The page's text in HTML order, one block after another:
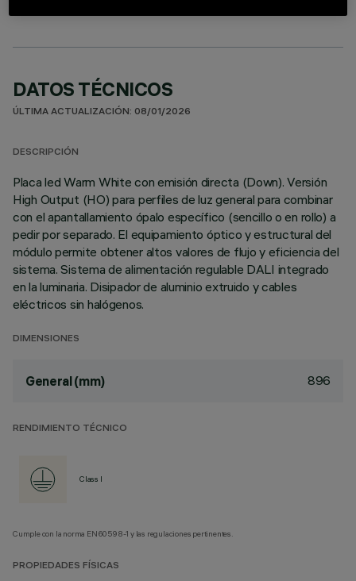
DATOS TÉCNICOS
ÚLTIMA ACTUALIZACIÓN: 08/01/2026
DESCRIPCIÓN
Placa led Warm White con emisión directa (Down). Versión
High Output (HO) para perfiles de luz general para combinar
con el apantallamiento ópalo específico (sencillo o en rollo) a
pedir por separado. El equipamiento óptico y estructural del
módulo permite obtener altos valores de flujo y eficiencia del
sistema. Sistema de alimentación regulable DALI integrado
en la luminaria. Disipador de aluminio extruido y cables
eléctricos sin halógenos.
DIMENSIONES
General (mm) 896
RENDIMIENTO TÉCNICO
Class I
Cumple con la norma EN60598-1 y las regulaciones pertinentes.
PROPIEDADES FÍSICAS